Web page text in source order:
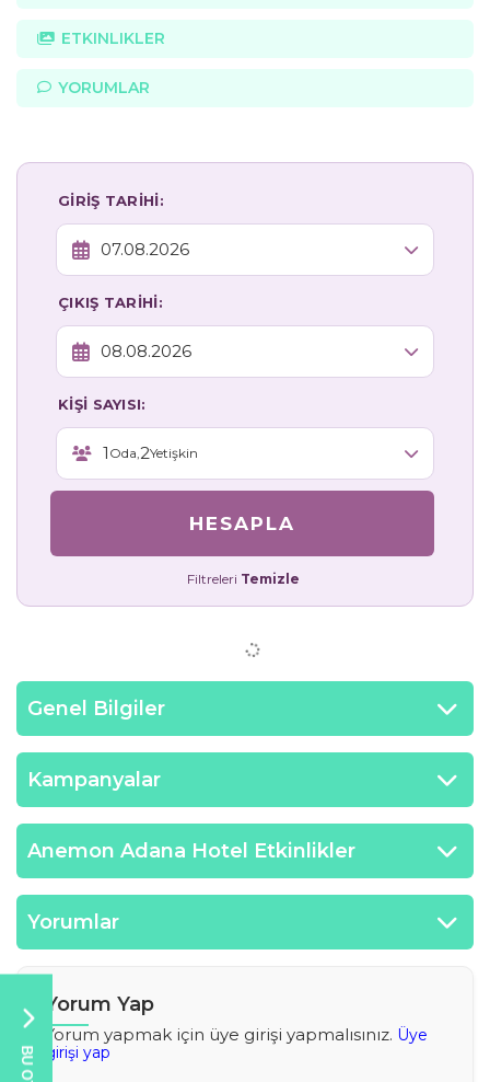
ETKINLIKLER
YORUMLAR
GİRİŞ TARİHİ:
ÇIKIŞ TARİHİ:
KİŞİ SAYISI:
1 Oda,2Yetişkin
HESAPLA
Filtreleri Temizle
Genel Bilgiler
Kampanyalar
Anemon Adana Hotel Etkinlikler
Yorumlar
Yorum Yap
Yorum yapmak için üye girişi yapmalısınız. Üye
girişi yap